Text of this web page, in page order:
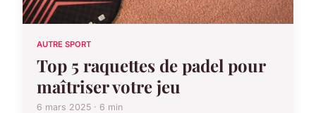
AUTRE SPORT
Top 5 raquettes de padel pour
maîtriser votre jeu
6 mars 2025 · 6 min